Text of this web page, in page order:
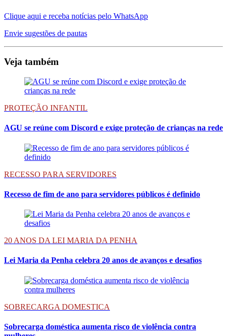
Clique aqui e receba notícias pelo WhatsApp
Envie sugestões de pautas
Veja também
PROTEÇÃO INFANTIL
AGU se reúne com Discord e exige proteção de crianças na rede
RECESSO PARA SERVIDORES
Recesso de fim de ano para servidores públicos é definido
20 ANOS DA LEI MARIA DA PENHA
Lei Maria da Penha celebra 20 anos de avanços e desafios
SOBRECARGA DOMESTICA
Sobrecarga doméstica aumenta risco de violência contra